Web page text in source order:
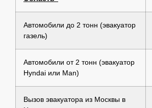
Автомобили до 2 тонн (эвакуатор
газель)
Автомобили от 2 тонн (эвакуатор
Hyndai или Man)
Вызов эвакуатора из Москвы в